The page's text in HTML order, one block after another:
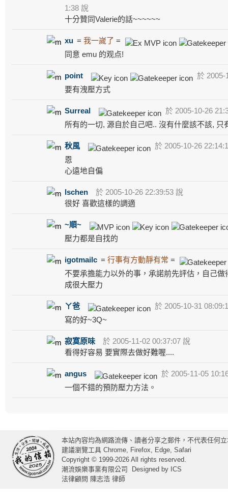
1:38 說
十分贊同Valerie的話~~~~~~
xu =我一嵗了 =
同意 emu 的观点!
point
於 2005-
要有洩壓方式
Surreal
於 2005-10-26
所有的一切, 源自於自己吧.. 沒有什麼該不該, 只
秋風
於 2005-10-26
恩
心遠地自偏
lschen
於 2005-10-26 22:39:53 說
很好 喜歡這樣的調適
~順~
壓力都是自找的
igotmailc =行事有方動靜有常 =
不要承擔能力以外的事，承諾前先評估，自己
成很大壓力
ㄚ爸
於 2005-10-31
寫的好~3Q~
寂寞原味
於 2005-11-02 00:37:07 說
看得好容易 要實際去做好難喔....
angus
於 2005-11-05
一個不錯的預防壓力方法。
本站內容均為網路流傳、讀者分享之郵件，不代表任何
建議瀏覽工具 Chrome, Firefox, Edge, Safari
Copyright © 1999-2026 All rights reserved.
潮流娛樂事業有限公司
Designed by ICS
法律顧問 陳志浩 律師